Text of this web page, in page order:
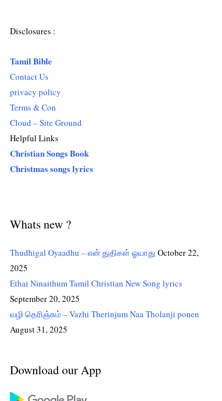
Disclosures :
Tamil Bible
Contact Us
privacy policy
Terms & Con
Cloud – Site Ground
Helpful Links
Christian Songs Book
Christmas songs lyrics
Whats new ?
Thudhigal Oyaadhu – என் துதிகள் ஓயாது October 22,
2025
Ethai Ninaithum Tamil Christian New Song lyrics
September 20, 2025
வழி தெரிஞ்சும் – Vazhi Therinjum Naa Tholanji ponen
August 31, 2025
Download our App